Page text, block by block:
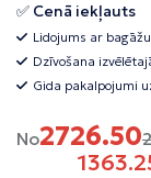
✅ Cenā iekļauts
Lidojums ar bagāžu
Dzīvošana
Gida pakalpojumi
No2726.50